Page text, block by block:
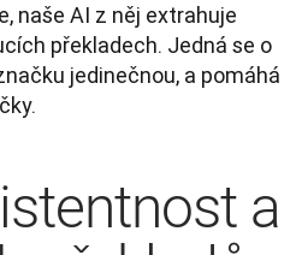
naše AI z něj extrahuje
překladech. Jedná se o
jedinečnou, a pomáhá
a